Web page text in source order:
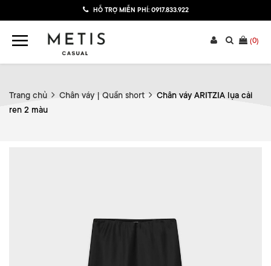
HỖ TRỢ MIỄN PHÍ: 0917.833.922
(0)
Trang chủ Chân váy | Quần short
Chân váy ARITZIA lụa cải
ren 2 màu